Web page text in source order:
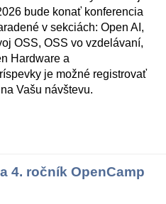
bude konať konferencia
v sekciách: Open AI,
OSS, OSS vo vzdelávaní,
Hardware a
je možné registrovať
Vašu návštevu.
4. ročník OpenCamp